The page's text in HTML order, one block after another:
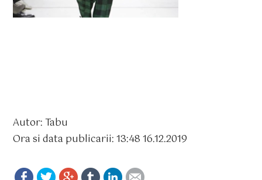
Autor: Tabu
Ora si data publicarii: 13:48 16.12.2019